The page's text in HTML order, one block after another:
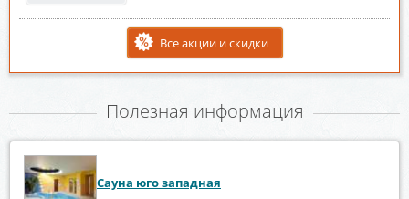
Все акции и скидки
Полезная информация
Сауна юго западная